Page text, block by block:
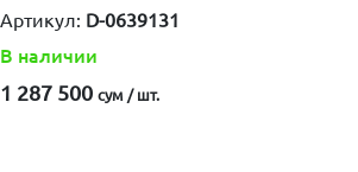
Артикул: D-0639131
В наличии
1 287 500 сум / шт.